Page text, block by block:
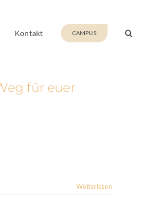
Kontakt CAMPUS
für euer
Weiterlesen